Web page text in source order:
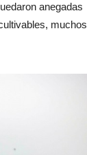
anegadas
muchos